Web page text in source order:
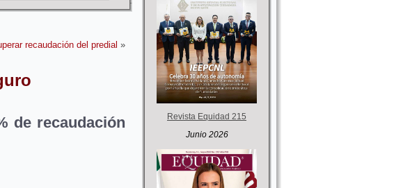
recaudación del predial »
de recaudación
Revista Equidad 215
Junio 2026